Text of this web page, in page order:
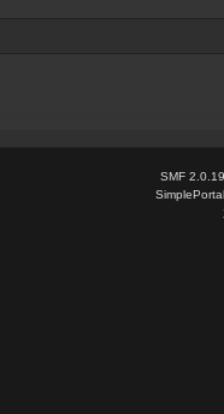
SMF 2.0.19